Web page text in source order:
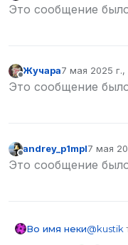
Не в сети
Это сообщение
Не в сети
Жучара7 мая 2025 г.,
Это сообщение
Не в сети
andrey_p1mpl7 мая
Это сообщение
Во имя неки@kustik